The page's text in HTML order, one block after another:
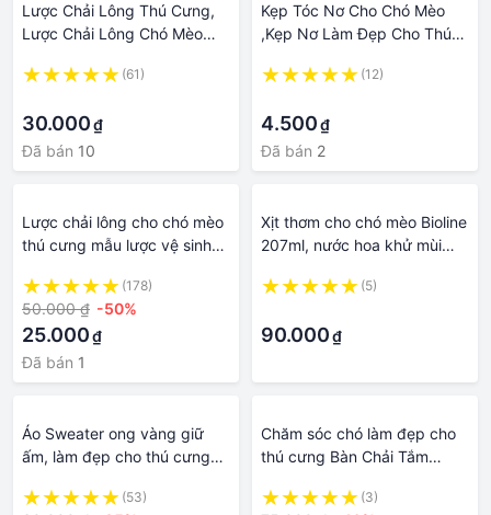
Lược Chải Lông Thú Cưng,
Lược Chải Lông Chó Mèo
Cho Thú Cưng(61)
30.000₫
Đã bán 10
Kẹp Tóc Nơ Cho Chó Mèo
,Kẹp Nơ Làm Đẹp Cho Thú
(12)
4.500₫
Đã bán 2
Lược chải lông cho chó mèo
thú cưng mẫu lược vệ sinh
familypetshop.vn
(178)
50.000 ₫ -50%
25.000₫
Đã bán 1
Xịt thơm cho chó mèo Bioline
207ml, nước hoa khử mùi
Xiêm
(5)
90.000₫
Áo Sweater ong vàng giữ
ấm, làm đẹp cho thú cưng
(53)
Chăm sóc chó làm đẹp cho
thú cưng Bàn Chải Tắm
Biệt Cho Thú Cưng
(3)